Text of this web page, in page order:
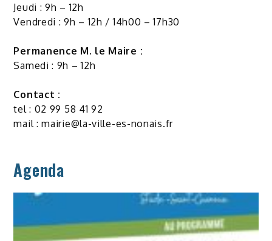
Jeudi : 9h – 12h
Vendredi : 9h – 12h / 14h00 – 17h30
Permanence M. le Maire :
Samedi : 9h – 12h
Contact :
tel : 02 99 58 41 92
mail :mairie@la-ville-es-nonais.fr
Agenda